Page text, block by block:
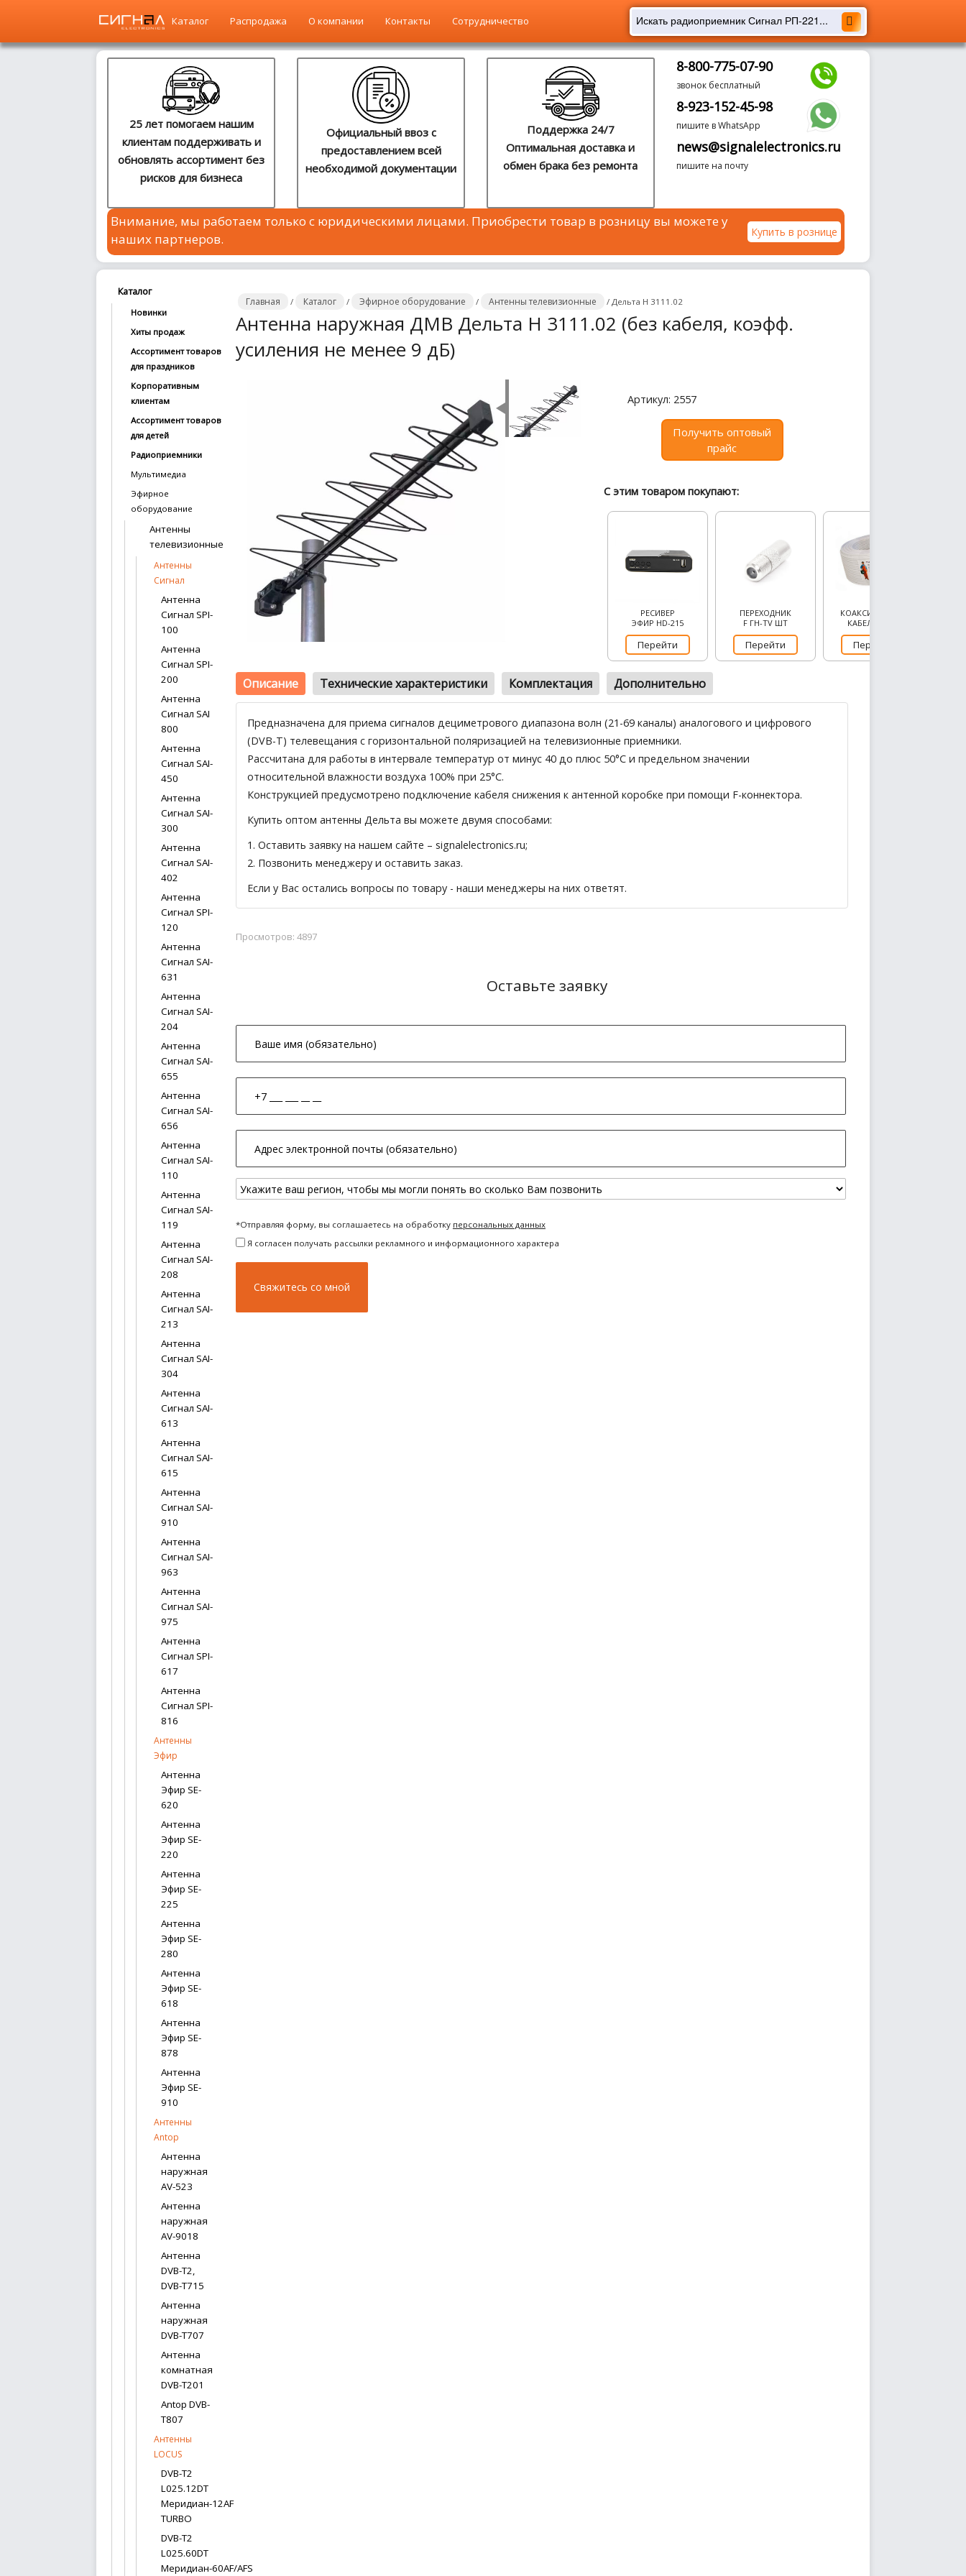
Сотрудничество
Каталог Распродажа О компании Контакты Сотрудничество
25 лет помогаем нашим
клиентам поддерживать и
обновлять ассортимент без
рисков для бизнеса
Официальный ввоз с
предоставлением всей
необходимой документации
Поддержка 24/7
Оптимальная доставка и
обмен брака без ремонта
8-800-775-07-90
звонок бесплатный
8-923-152-45-98
пишите в WhatsApp
news@signalelectronics.ru
пишите на почту
Внимание, мы работаем только с юридическими лицами. Приобрести товар в розницу вы можете у
наших партнеров.
Купить в рознице
Главная / Каталог / Эфирное оборудование / Антенны телевизионные / Дельта Н 3111.02
Антенна наружная ДМВ Дельта Н 3111.02 (без кабеля, коэфф.
усиления не менее 9 дБ)
Артикул: 2557
Получить оптовый
прайс
С этим товаром покупают:
РЕСИВЕР
ЭФИР HD-215
Перейти
ПЕРЕХОДНИК
F ГН-TV ШТ
Перейти
КОАКСИАЛЬНЫЙ
КАБЕЛЬ RG-6
Перейти
Описание Технические характеристики Комплектация Дополнительно
Предназначена для приема сигналов дециметрового диапазона волн (21-69 каналы) аналогового и цифрового
(DVB-T) телевещания с горизонтальной поляризацией на телевизионные приемники.
Рассчитана для работы в интервале температур от минус 40 до плюс 50°С и предельном значении
относительной влажности воздуха 100% при 25°С.
Конструкцией предусмотрено подключение кабеля снижения к антенной коробке при помощи F-коннектора.
Купить оптом антенны Дельта вы можете двумя способами:
1. Оставить заявку на нашем сайте – signalelectronics.ru;
2. Позвонить менеджеру и оставить заказ.
Если у Вас остались вопросы по товару - наши менеджеры на них ответят.
Просмотров: 4897
Оставьте заявку
*Отправляя форму, вы соглашаетесь на обработку персональных данных
Я согласен получать рассылки рекламного и информационного характера
Каталог
Новинки
Хиты продаж
Ассортимент товаров
для праздников
Корпоративным
клиентам
Ассортимент товаров
для детей
Радиоприемники
Мультимедиа
Эфирное
оборудование
Антенны
телевизионные
Антенны
Сигнал
Антенна
Сигнал SPI-
100
Антенна
Сигнал SPI-
200
Антенна
Сигнал SAI
800
Антенна
Сигнал SAI-
450
Антенна
Сигнал SAI-
300
Антенна
Сигнал SAI-
402
Антенна
Сигнал SPI-
120
Антенна
Сигнал SAI-
631
Антенна
Сигнал SAI-
204
Антенна
Сигнал SAI-
655
Антенна
Сигнал SAI-
656
Антенна
Сигнал SAI-
110
Антенна
Сигнал SAI-
119
Антенна
Сигнал SAI-
208
Антенна
Сигнал SAI-
213
Антенна
Сигнал SAI-
304
Антенна
Сигнал SAI-
613
Антенна
Сигнал SAI-
615
Антенна
Сигнал SAI-
910
Антенна
Сигнал SAI-
963
Антенна
Сигнал SAI-
975
Антенна
Сигнал SPI-
617
Антенна
Сигнал SPI-
816
Антенны
Эфир
Антенна
Эфир SE-
620
Антенна
Эфир SE-
220
Антенна
Эфир SE-
225
Антенна
Эфир SE-
280
Антенна
Эфир SE-
618
Антенна
Эфир SE-
878
Антенна
Эфир SE-
910
Антенны
Antop
Антенна
наружная
AV-523
Антенна
наружная
AV-9018
Антенна
DVB-T2,
DVB-T715
Антенна
наружная
DVB-T707
Антенна
комнатная
DVB-T201
Antop DVB-
T807
Антенны
LOCUS
DVB-T2
L025.12DT
Меридиан-12AF
TURBO
DVB-T2
L025.60DT
Меридиан-60AF/AFS